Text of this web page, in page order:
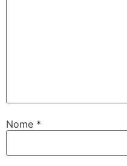
Nome *